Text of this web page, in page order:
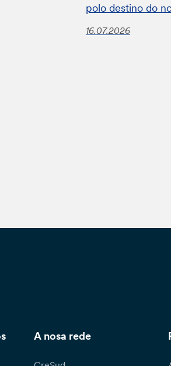
polo destino do
16.07.2026
A nosa rede